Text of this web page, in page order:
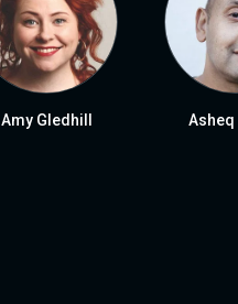
Amy Gledhill Asheq